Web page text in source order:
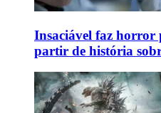
Insaciável faz horror
partir de história